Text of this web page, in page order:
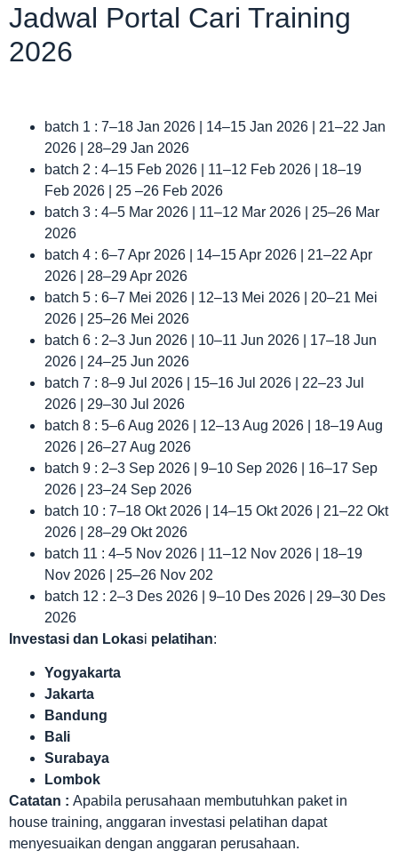
Jadwal Portal Cari Training
2026
batch 1 : 7–18 Jan 2026 | 14–15 Jan 2026 | 21–22 Jan
2026 | 28–29 Jan 2026
batch 2 : 4–15 Feb 2026 | 11–12 Feb 2026 | 18–19
Feb 2026 | 25 –26 Feb 2026
batch 3 : 4–5 Mar 2026 | 11–12 Mar 2026 | 25–26 Mar
2026
batch 4 : 6–7 Apr 2026 | 14–15 Apr 2026 | 21–22 Apr
2026 | 28–29 Apr 2026
batch 5 : 6–7 Mei 2026 | 12–13 Mei 2026 | 20–21 Mei
2026 | 25–26 Mei 2026
batch 6 : 2–3 Jun 2026 | 10–11 Jun 2026 | 17–18 Jun
2026 | 24–25 Jun 2026
batch 7 : 8–9 Jul 2026 | 15–16 Jul 2026 | 22–23 Jul
2026 | 29–30 Jul 2026
batch 8 : 5–6 Aug 2026 | 12–13 Aug 2026 | 18–19 Aug
2026 | 26–27 Aug 2026
batch 9 : 2–3 Sep 2026 | 9–10 Sep 2026 | 16–17 Sep
2026 | 23–24 Sep 2026
batch 10 : 7–18 Okt 2026 | 14–15 Okt 2026 | 21–22 Okt
2026 | 28–29 Okt 2026
batch 11 : 4–5 Nov 2026 | 11–12 Nov 2026 | 18–19
Nov 2026 | 25–26 Nov 202
batch 12 : 2–3 Des 2026 | 9–10 Des 2026 | 29–30 Des
2026
Investasi dan Lokasi pelatihan:
Yogyakarta
Jakarta
Bandung
Bali
Surabaya
Lombok
Catatan : Apabila perusahaan membutuhkan paket in
house training, anggaran investasi pelatihan dapat
menyesuaikan dengan anggaran perusahaan.